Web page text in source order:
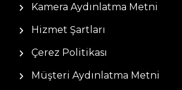
Kamera Aydınlatma Metni
Hizmet Şartları
Çerez Politikası
Müşteri Aydınlatma Metni